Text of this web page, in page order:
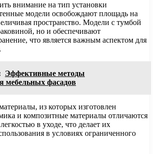
внимание на тип установки
модели освобождают площадь на
пространство. Модели с тумбой
но и обеспечивают
что является важным аспектом для
Эффективные методы
мебельных фасадов
из которых изготовлен
и композитные материалы отличаются
в уходе, что делает их
в условиях ограниченного